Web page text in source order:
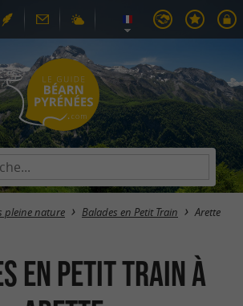
pleine nature Balades en Petit Train Arette
en Petit Train à